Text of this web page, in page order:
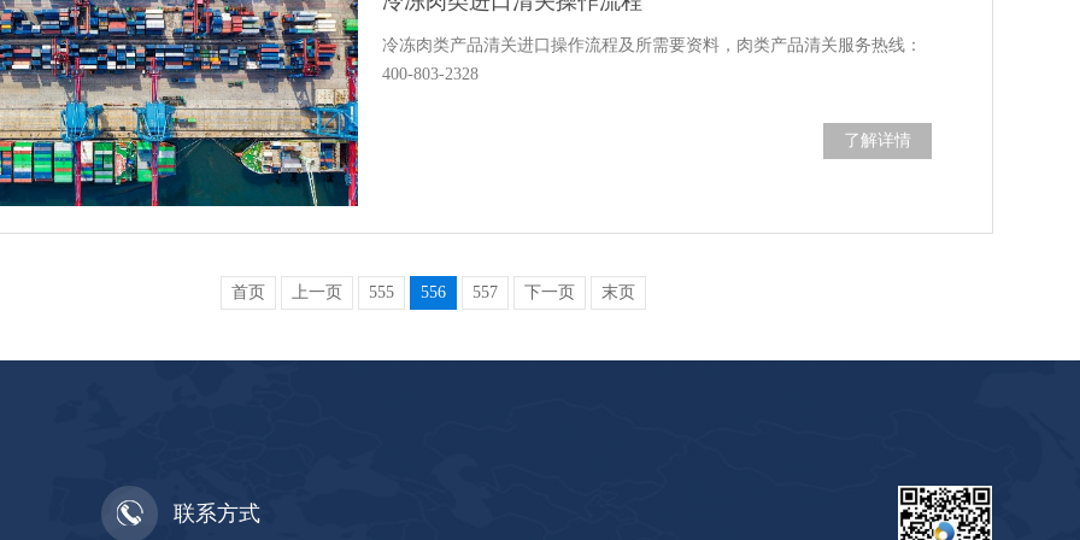
冷冻肉类产品清关进口操作流程及所需要资料，肉类产品清关服务热线：
400-803-2328
了解详情
首页 上一页 555 556 557 下一页 末页
联系方式